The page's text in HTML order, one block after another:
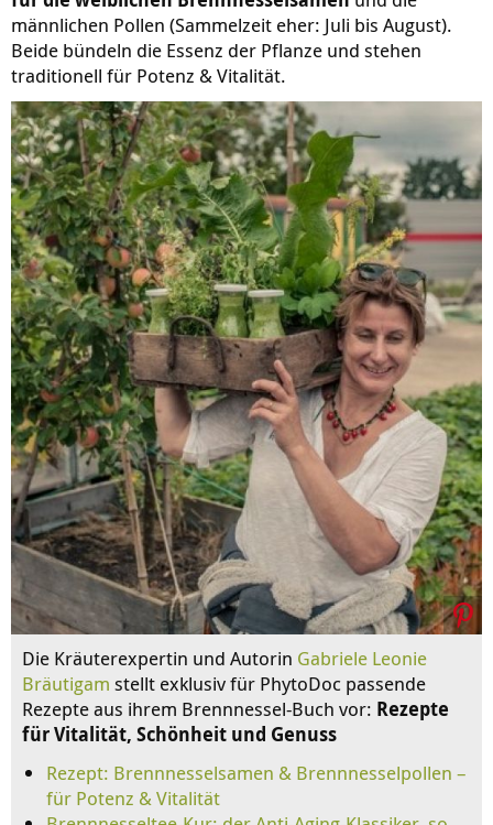
männlichen Pollen (Sammelzeit eher: Juli bis August).
Beide bündeln die Essenz der Pflanze und stehen
traditionell für Potenz & Vitalität.
Die Kräuterexpertin und Autorin Gabriele Leonie
Bräutigam stellt exklusiv für PhytoDoc passende
Rezepte aus ihrem Brennnessel-Buch vor: Rezepte
für Vitalität, Schönheit und Genuss
Rezept: Brennnesselsamen & Brennnesselpollen –
für Potenz & Vitalität